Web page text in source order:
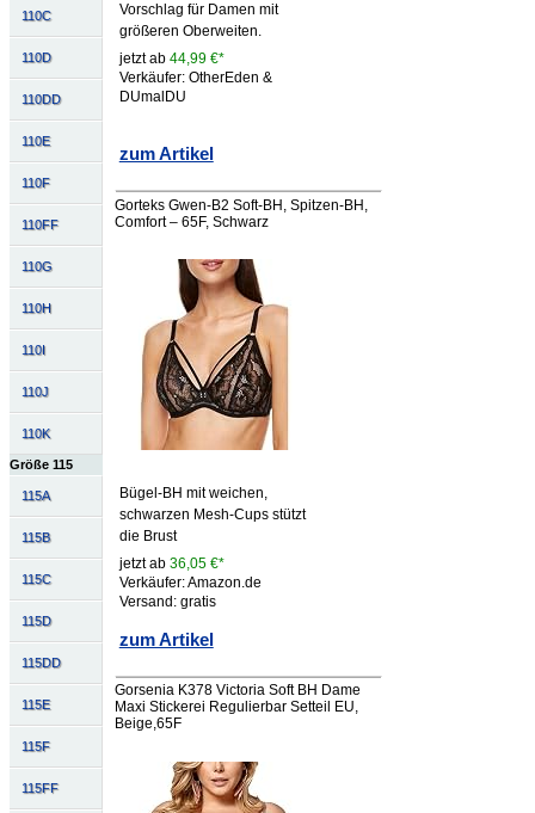
110C
110D
110DD
110E
110F
110FF
110G
110H
110I
110J
110K
Größe 115
115A
115B
115C
115D
115DD
115E
115F
115FF
Vorschlag für Damen mit
größeren Oberweiten.
jetzt ab 44,99 €*
Verkäufer: OtherEden &
DUmalDU
zum Artikel
Gorteks Gwen-B2 Soft-BH, Spitzen-BH,
Comfort – 65F, Schwarz
Bügel-BH mit weichen,
schwarzen Mesh-Cups stützt
die Brust
jetzt ab 36,05 €*
Verkäufer: Amazon.de
Versand: gratis
zum Artikel
Gorsenia K378 Victoria Soft BH Dame
Maxi Stickerei Regulierbar Setteil EU,
Beige,65F